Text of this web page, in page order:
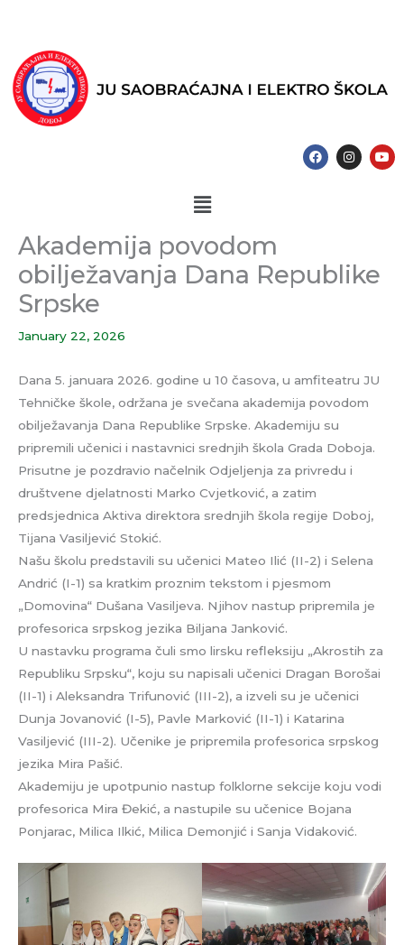
content
F
a
c
I
n
s
Y
o
u
Menu
Akademija povodom
obilježavanja Dana Republike
Srpske
January 22, 2026
Dana 5. januara 2026. godine u 10 časova, u amfiteatru JU
Tehničke škole, održana je svečana akademija povodom
obilježavanja Dana Republike Srpske. Akademiju su
pripremili učenici i nastavnici srednjih škola Grada Doboja.
Prisutne je pozdravio načelnik Odjeljenja za privredu i
društvene djelatnosti Marko Cvjetković, a zatim
predsjednica Aktiva direktora srednjih škola regije Doboj,
Tijana Vasiljević Stokić.
Našu školu predstavili su učenici Mateo Ilić (II-2) i Selena
Andrić (I-1) sa kratkim proznim tekstom i pjesmom
„Domovina“ Dušana Vasiljeva. Njihov nastup pripremila je
profesorica srpskog jezika Biljana Janković.
U nastavku programa čuli smo lirsku refleksiju „Akrostih za
Republiku Srpsku“, koju su napisali učenici Dragan Borošai
(II-1) i Aleksandra Trifunović (III-2), a izveli su je učenici
Dunja Jovanović (I-5), Pavle Marković (II-1) i Katarina
Vasiljević (III-2). Učenike je pripremila profesorica srpskog
jezika Mira Pašić.
Akademiju je upotpunio nastup folklorne sekcije koju vodi
profesorica Mira Đekić, a nastupile su učenice Bojana
Ponjarac, Milica Ilkić, Milica Demonjić i Sanja Vidaković.